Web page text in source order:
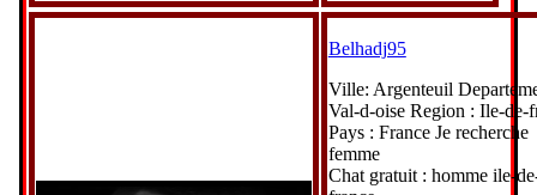
Belhadj95
Ville: Argenteuil
Val-d-oise Region : Ile-de-
Pays : France Je recherche
femme
Chat gratuit : homme ile-